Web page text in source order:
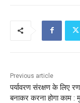
Previous article
पर्यावरण संरक्षण के लिए
बनाकर करना होगा काम :